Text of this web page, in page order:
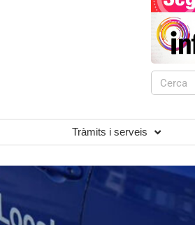
Tràmits i serveis